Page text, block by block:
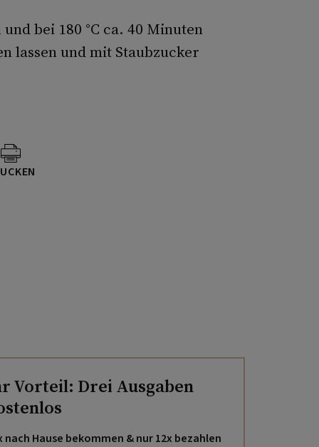
bei 180 °C ca. 40 Minuten
lassen und mit Staubzucker
Vorteil: Drei Ausgaben
nach Hause bekommen & nur 12x bezahlen